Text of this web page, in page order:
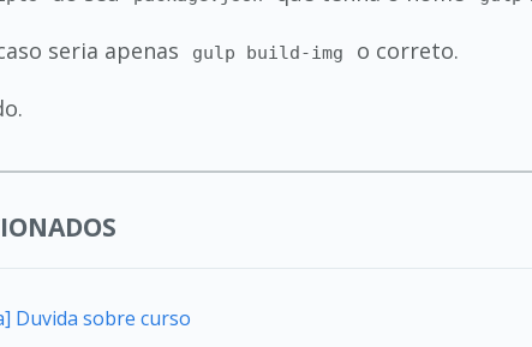
seria apenas
gulp build-img
o correto.
Duvida sobre curso